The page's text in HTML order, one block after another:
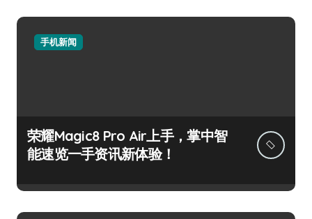
手机新闻
荣耀Magic8 Pro Air上手，掌中智
能速览一手资讯新体验！